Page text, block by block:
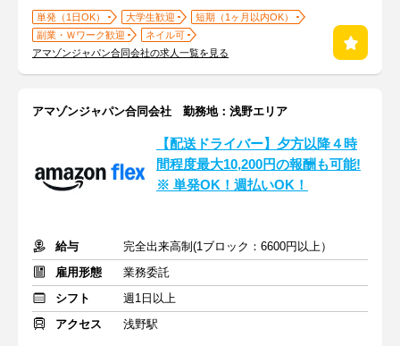
単発（1日OK） 大学生歓迎
短期（1ヶ月以内OK）
副業・Ｗワーク歓迎
ネイル可
アマゾンジャパン合同会社の求人一覧を見る
アマゾンジャパン合同会社 勤務地：浅野エリア
【配送ドライバー】夕方以降４時
間程度最大10,200円の報酬も可能!
※ 単発OK！週払いOK！
給与
完全出来高制(1ブロック：6600円以上）
雇用形態
業務委託
シフト
週1日以上
アクセス
浅野駅